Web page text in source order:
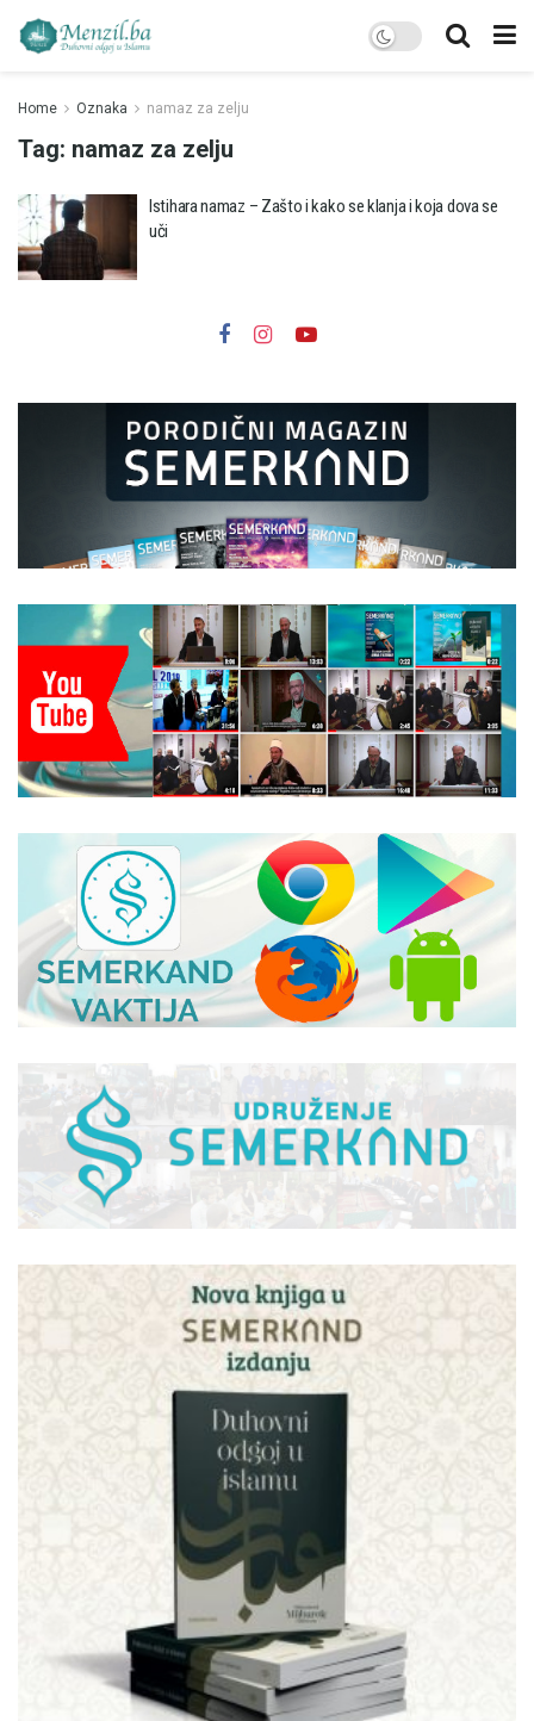
Home Oznaka namaz za zelju
Tag: namaz za zelju
Istihara namaz – Zašto i kako se klanja i koja dova se
uči